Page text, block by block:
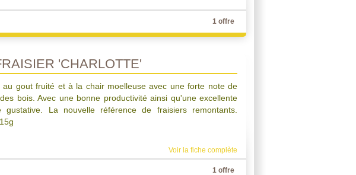
1 offre
'CHARLOTTE'
au gout fruité et à la chair moelleuse avec une forte note de
bois. Avec une bonne productivité ainsi qu'une excellente
gustative. La nouvelle référence de fraisiers remontants.
Voir la fiche complète
1 offre